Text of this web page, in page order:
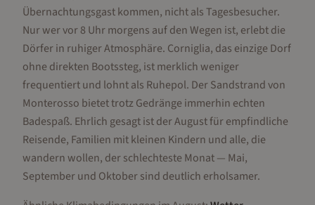
Übernachtungsgast kommen, nicht als Tagesbesucher.
Nur wer vor 8 Uhr morgens auf den Wegen ist, erlebt die
Dörfer in ruhiger Atmosphäre. Corniglia, das einzige Dorf
ohne direkten Bootssteg, ist merklich weniger
frequentiert und lohnt als Ruhepol. Der Sandstrand von
Monterosso bietet trotz Gedränge immerhin echten
Badespaß. Ehrlich gesagt ist der August für empfindliche
Reisende, Familien mit kleinen Kindern und alle, die
wandern wollen, der schlechteste Monat — Mai,
September und Oktober sind deutlich erholsamer.